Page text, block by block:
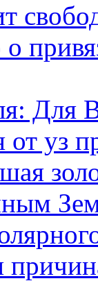
Для
от уз